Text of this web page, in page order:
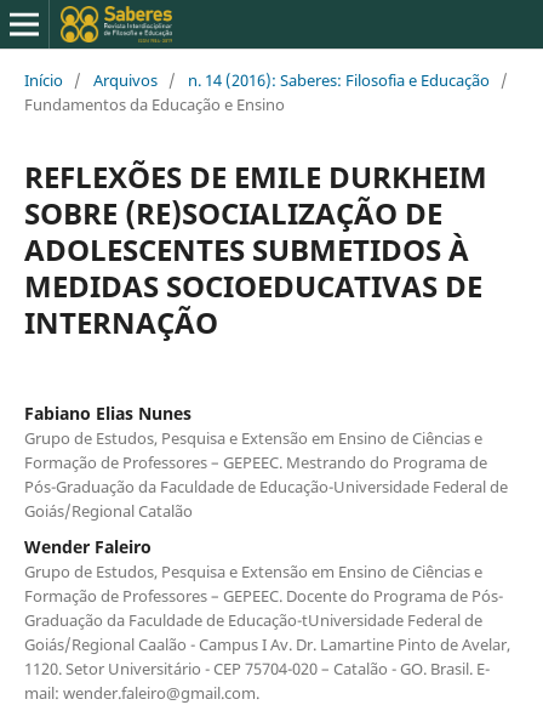
Início / Arquivos / n. 14 (2016): Saberes: Filosofia e Educação /
Fundamentos da Educação e Ensino
REFLEXÕES DE EMILE DURKHEIM
SOBRE (RE)SOCIALIZAÇÃO DE
ADOLESCENTES SUBMETIDOS À
MEDIDAS SOCIOEDUCATIVAS DE
INTERNAÇÃO
Fabiano Elias Nunes
Grupo de Estudos, Pesquisa e Extensão em Ensino de Ciências e
Formação de Professores – GEPEEC. Mestrando do Programa de
Pós-Graduação da Faculdade de Educação-Universidade Federal de
Goiás/Regional Catalão
Wender Faleiro
Grupo de Estudos, Pesquisa e Extensão em Ensino de Ciências e
Formação de Professores – GEPEEC. Docente do Programa de Pós-
Graduação da Faculdade de Educação-tUniversidade Federal de
Goiás/Regional Caalão - Campus I Av. Dr. Lamartine Pinto de Avelar,
1120. Setor Universitário - CEP 75704-020 – Catalão - GO. Brasil. E-
mail: wender.faleiro@gmail.com.